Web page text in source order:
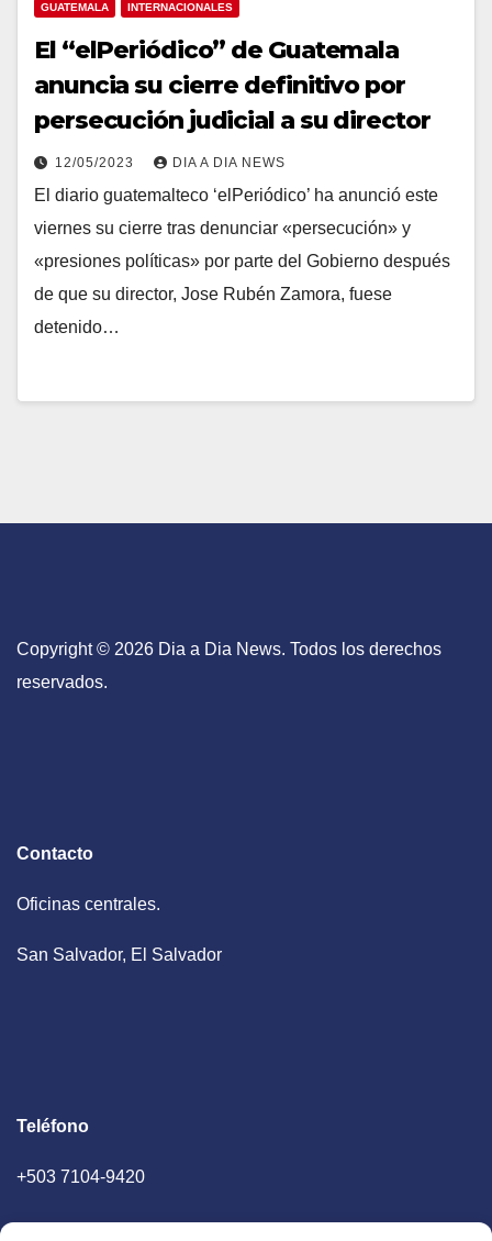
GUATEMALA INTERNACIONALES
El “elPeriódico” de Guatemala
anuncia su cierre definitivo por
persecución judicial a su director
12/05/2023 DIA A DIA NEWS
El diario guatemalteco ‘elPeriódico’ ha anunció este
viernes su cierre tras denunciar «persecución» y
«presiones políticas» por parte del Gobierno después
de que su director, Jose Rubén Zamora, fuese
detenido…
Copyright © 2026 Dia a Dia News. Todos los derechos
reservados.
Contacto
Oficinas centrales.
San Salvador, El Salvador
Teléfono
+503 7104-9420